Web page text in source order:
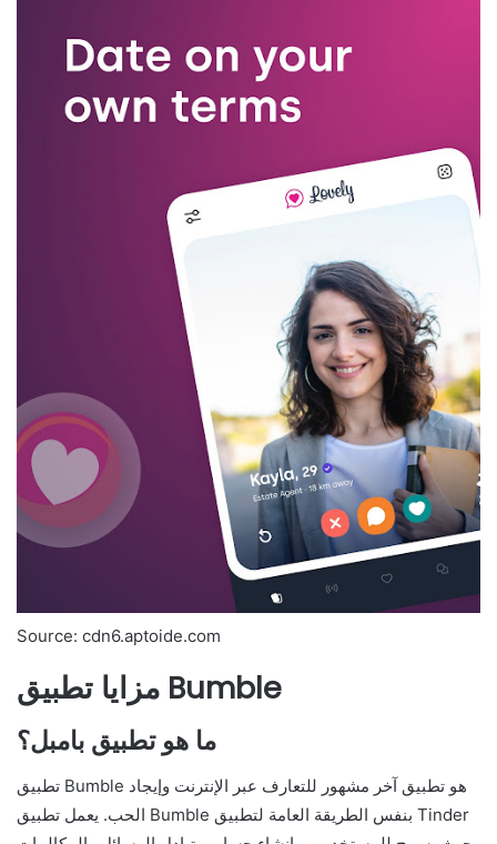
Source: cdn6.aptoide.com
مزايا تطبيق Bumble
ما هو تطبيق بامبل؟
تطبيق Bumble هو تطبيق آخر مشهور للتعارف عبر الإنترنت وإيجاد
الحب. يعمل تطبيق Bumble بنفس الطريقة العامة لتطبيق Tinder